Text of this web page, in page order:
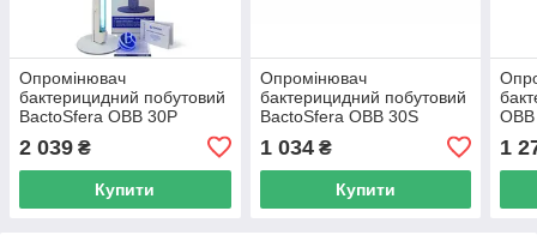
Опромінювач
бактерицидний побутовий
BactoSfera OBB 30P
2 039 ₴
Купити
Опромінювач
бактерицидний побутовий
BactoSfera OBB 30S
1 034₴
Купити
1